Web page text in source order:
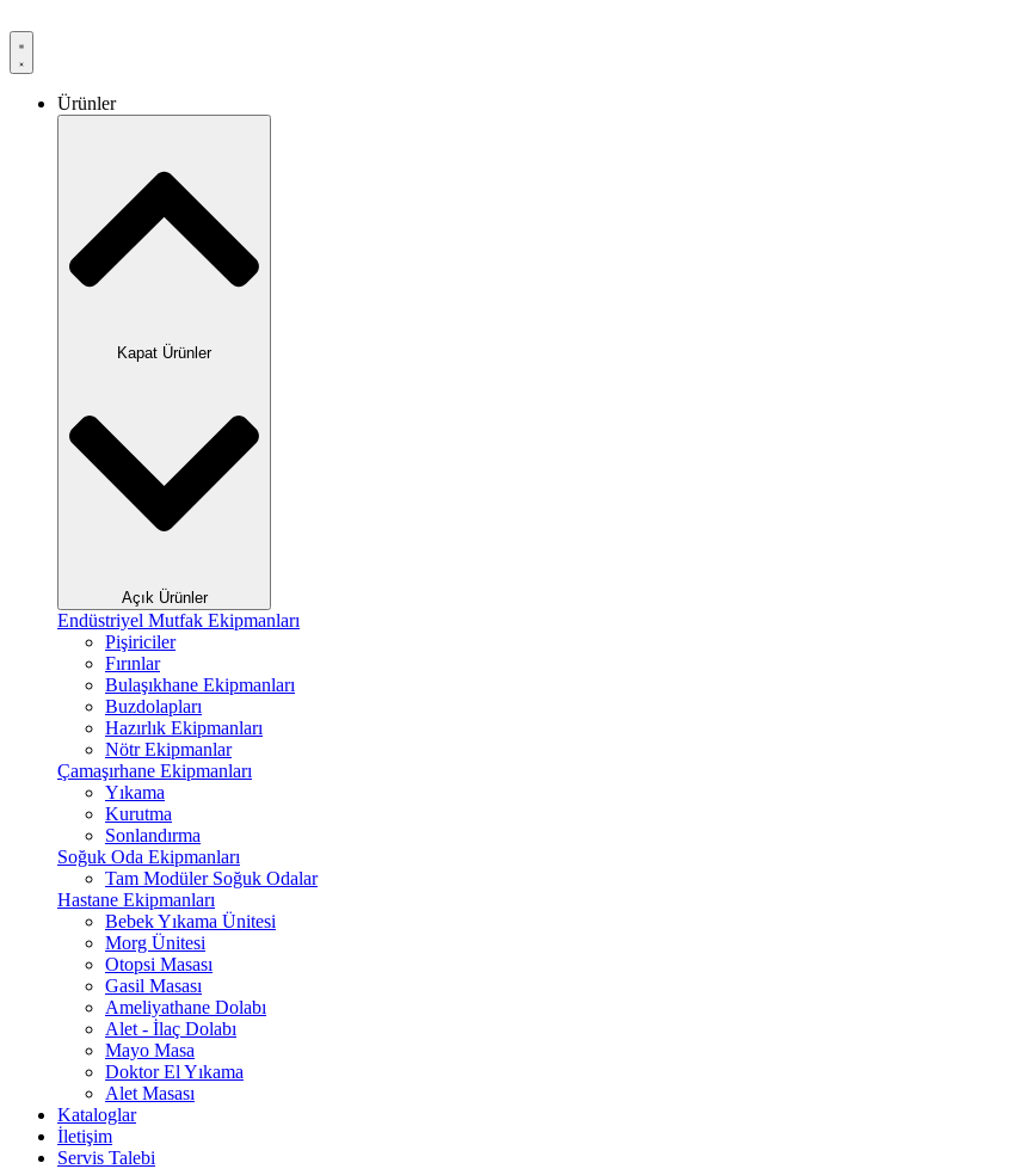
Ürünler
Kapat Ürünler
Açık Ürünler
Endüstriyel Mutfak Ekipmanları
Pişiriciler
Fırınlar
Bulaşıkhane Ekipmanları
Buzdolapları
Hazırlık Ekipmanları
Nötr Ekipmanlar
Çamaşırhane Ekipmanları
Yıkama
Kurutma
Sonlandırma
Soğuk Oda Ekipmanları
Tam Modüler Soğuk Odalar
Hastane Ekipmanları
Bebek Yıkama Ünitesi
Morg Ünitesi
Otopsi Masası
Gasil Masası
Ameliyathane Dolabı
Alet - İlaç Dolabı
Mayo Masa
Doktor El Yıkama
Alet Masası
Kataloglar
İletişim
Servis Talebi